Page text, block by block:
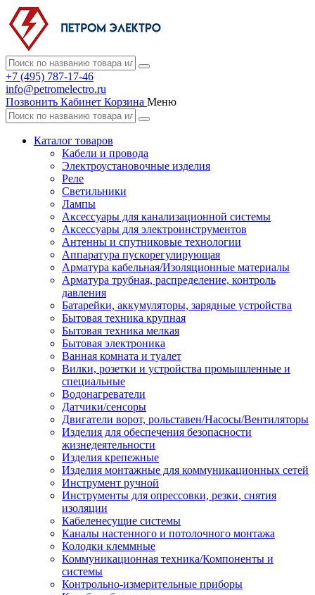
+7 (495) 787-17-46
info@petromelectro.ru
Позвонить Кабинет Корзина Меню
Каталог товаров
Кабели и провода
Электроустановочные изделия
Реле
Светильники
Лампы
Аксессуары для канализационной системы
Аксессуары для электроинструментов
Антенны и спутниковые технологии
Аппаратура пускорегулирующая
Арматура кабельная/Изоляционные материалы
Арматура трубная, распределение, контроль
давления
Батарейки, аккумуляторы, зарядные устройства
Бытовая техника крупная
Бытовая техника мелкая
Бытовая электроника
Ванная комната и туалет
Вилки, розетки и устройства промышленные и
специальные
Водонагреватели
Датчики/сенсоры
Двигатели ворот, рольставен/Насосы/Вентиляторы
Изделия для обеспечения безопасности
жизнедеятельности
Изделия крепежные
Изделия монтажные для коммуникационных сетей
Инструмент ручной
Инструменты для опрессовки, резки, снятия
изоляции
Кабеленесущие системы
Каналы настенного и потолочного монтажа
Колодки клеммные
Коммуникационная техника/Компоненты и
системы
Контрольно-измерительные приборы